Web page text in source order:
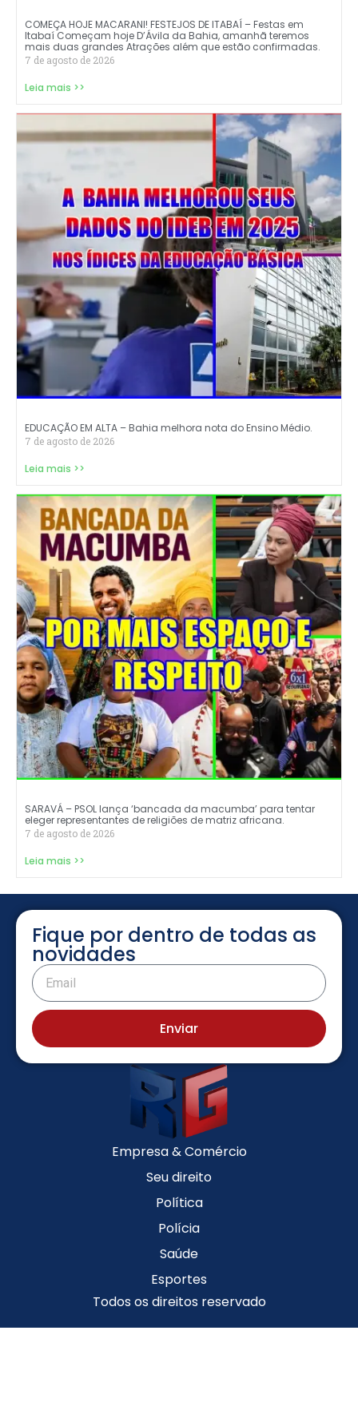
COMEÇA HOJE MACARANI! FESTEJOS DE ITABAÍ – Festas em
Itabaí Começam hoje D’Ávila da Bahia, amanhã teremos
mais duas grandes Atrações além que estão confirmadas.
7 de agosto de 2026
Leia mais >>
EDUCAÇÃO EM ALTA – Bahia melhora nota do Ensino Médio.
7 de agosto de 2026
Leia mais >>
SARAVÁ – PSOL lança ‘bancada da macumba’ para tentar
eleger representantes de religiões de matriz africana.
7 de agosto de 2026
Leia mais >>
Fique por dentro de todas as
novidades
Enviar
Empresa & Comércio
Seu direito
Política
Polícia
Saúde
Esportes
Todos os direitos reservado